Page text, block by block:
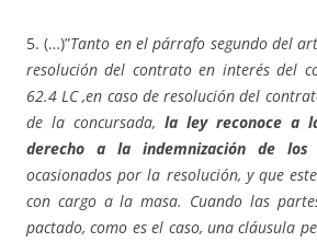
5. (…)”Tanto en el párrafo segundo del
resolución del contrato en interés del
62.4 LC ,en caso de resolución del
de la concursada, la ley reconoce a
derecho a la indemnización de los
ocasionados por la resolución, y que
con cargo a la masa. Cuando las
pactado, como es el caso, una cláusula